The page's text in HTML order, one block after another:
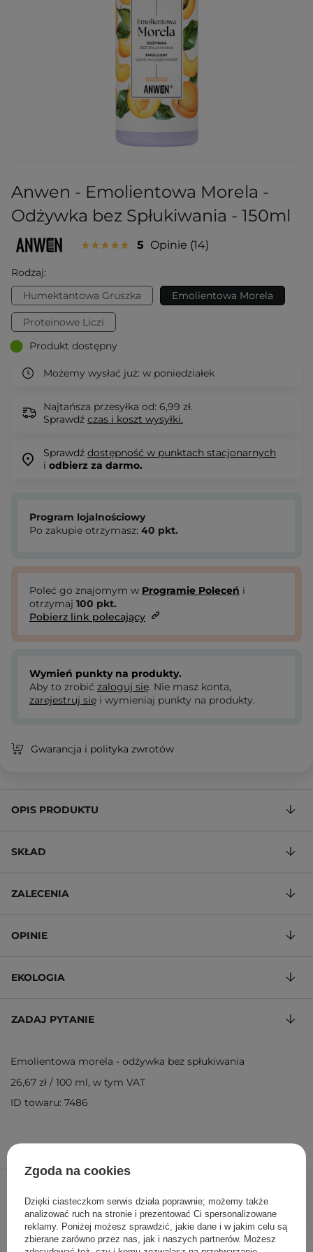
Anwen - Emolientowa Morela -
Odżywka bez Spłukiwania - 150ml
5 Opinie 14
Rodzaj:
Humektantowa Gruszka
Emolientowa Morela
Proteinowe Liczi
Produkt dostępny
Możemy wysłać już: w poniedziałek
Najtańsza przesyłka od: 6,99 zł.
Sprawdź czas i koszt wysyłki.
Sprawdź dostępność w punktach stacjonarnych
i odbierz za darmo.
40,00 zł
DODAJ DO KOSZYKA
Program lojalnościowy
Po zakupie otrzymasz: 40 pkt.
Poleć go znajomym w Programie Poleceń i
otrzymaj 100 pkt.
Pobierz link polecający
Wymień punkty na produkty.
Aby to zrobić zaloguj się. Nie masz konta,
zarejestruj się i wymieniaj punkty na produkty.
Gwarancja i polityka zwrotów
OPIS PRODUKTU
SKŁAD
ZALECENIA
OPINIE
EKOLOGIA
ZADAJ PYTANIE
Emolientowa morela - odżywka bez spłukiwania
26,67 zł / 100 ml, w tym VAT
ID towaru: 7486
Zgoda na cookies
Dzięki ciasteczkom serwis działa poprawnie; możemy także
analizować ruch na stronie i prezentować Ci spersonalizowane
reklamy. Poniżej możesz sprawdzić, jakie dane i w jakim celu są
zbierane zarówno przez nas, jak i naszych partnerów. Możesz